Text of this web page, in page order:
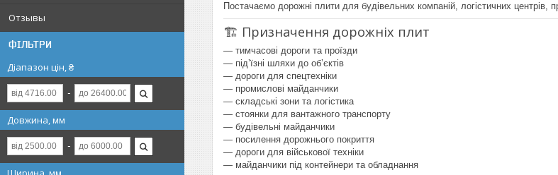
Отзывы
ФІЛЬТРИ
Діапазон цін, ₴
Довжина, мм
Постачаємо дорожні плити для будівельних компаній, логістичних центрів,
🏗️ Призначення дорожніх плит
— тимчасові дороги та проїзди
— під’їзні шляхи до об’єктів
— дороги для спецтехніки
— промислові майданчики
— складські зони та логістика
— стоянки для вантажного транспорту
— будівельні майданчики
— посилення дорожнього покриття
— дороги для військової техніки
— майданчики під контейнери та обладнання